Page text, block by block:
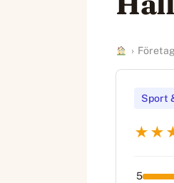
› Företag
Sport
5